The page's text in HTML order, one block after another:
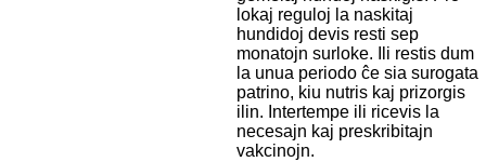
lokaj reguloj la naskitaj
hundidoj devis resti sep
monatojn surloke. Ili restis dum
la unua periodo ĉe sia surogata
patrino, kiu nutris kaj prizorgis
ilin. Intertempe ili ricevis la
necesajn kaj preskribitajn
vakcinojn.